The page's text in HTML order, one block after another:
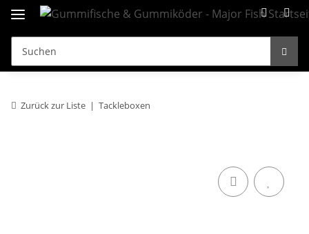
Zurück zur Liste Tackleboxen